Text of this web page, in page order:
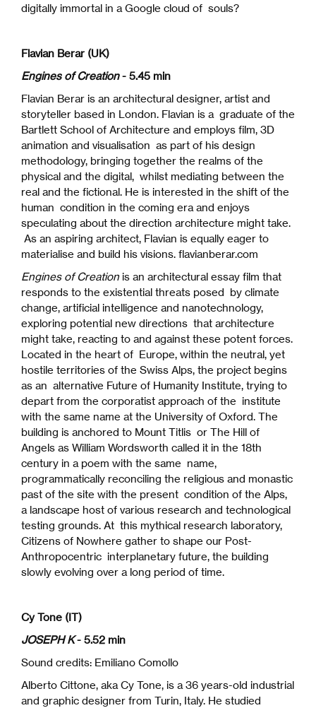
digitally immortal in a Google cloud of souls?
Flavian Berar (UK)
Engines of Creation- 5.45 min
Flavian Berar is an architectural designer, artist and
storyteller based in London. Flavian is a graduate of the
Bartlett School of Architecture and employs film, 3D
animation and visualisation as part of his design
methodology, bringing together the realms of the
physical and the digital, whilst mediating between the
real and the fictional. He is interested in the shift of the
human condition in the coming era and enjoys
speculating about the direction architecture might take.
As an aspiring architect, Flavian is equally eager to
materialise and build his visions. flavianberar.com
Engines of Creationis an architectural essay film that
responds to the existential threats posed by climate
change, artificial intelligence and nanotechnology,
exploring potential new directions that architecture
might take, reacting to and against these potent forces.
Located in the heart of Europe, within the neutral, yet
hostile territories of the Swiss Alps, the project begins
as an alternative Future of Humanity Institute, trying to
depart from the corporatist approach of the institute
with the same name at the University of Oxford. The
building is anchored to Mount Titlis or The Hill of
Angels as William Wordsworth called it in the 18th
century in a poem with the same name,
programmatically reconciling the religious and monastic
past of the site with the present condition of the Alps,
a landscape host of various research and technological
testing grounds. At this mythical research laboratory,
Citizens of Nowhere gather to shape our Post-
Anthropocentric interplanetary future, the building
slowly evolving over a long period of time.
Cy Tone (IT)
JOSEPH K- 5.52 min
Sound credits: Emiliano Comollo
Alberto Cittone, aka Cy Tone, is a 36 years-old industrial
and graphic designer from Turin, Italy. He studied